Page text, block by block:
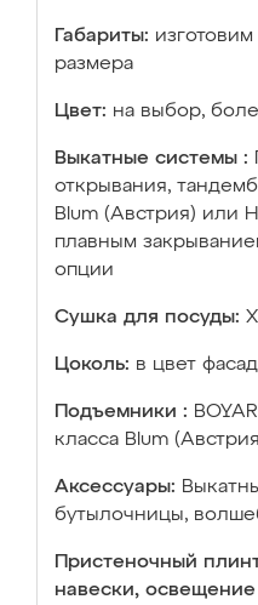
Габариты:
размера
Цвет: на выбор,
Выкатные системы :
открывания,
Blum (Австрия) или
плавным
опции
Сушка для посуды:
Цоколь: в цвет
Подъемники :
класса Blum
Аксессуары:
бутылочницы,
Пристеночный
навески, освещение